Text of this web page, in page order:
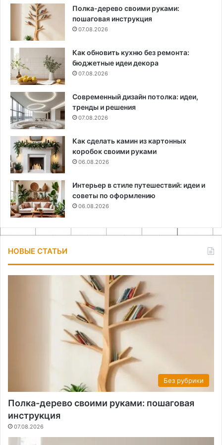
Полка-дерево своими руками:
пошаговая инструкция
07.08.2026
Как обновить кухню без ремонта:
бюджетные идеи декора
07.08.2026
Современный дизайн потолка: идеи,
тренды и решения
07.08.2026
Как сделать камин из картонных
коробок своими руками
06.08.2026
Интерьер в стиле путешествий: идеи и
советы по оформлению
06.08.2026
НОВЫЕ СТАТЬИ
Без рубрики
Полка-дерево своими руками: пошаговая
инструкция
07.08.2026